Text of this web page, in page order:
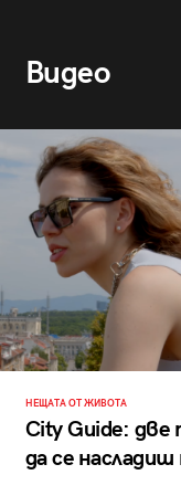
Видео
НЕЩАТА ОТ ЖИВОТА
City Guide:
да се